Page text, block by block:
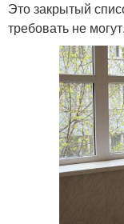
Это закрытый
требовать не могут.